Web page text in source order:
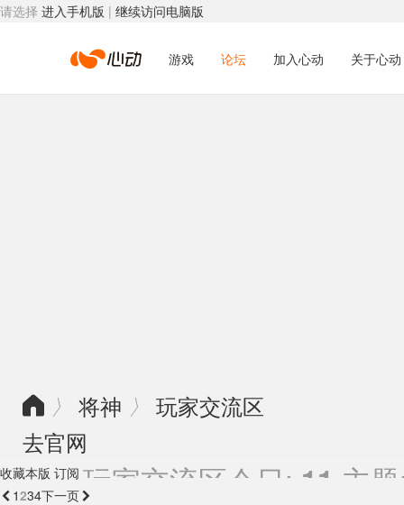
请选择 进入手机版 | 继续访问电脑版
心 游戏 论坛 加入心动 关于心动
 〉 将神 〉 玩家交流区
去官网
收藏本版 订阅 玩家交流区 今日: 11 主
 1234下一页